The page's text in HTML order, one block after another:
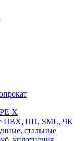
X
ПВХ, ПП, SML, ЧК
стальные